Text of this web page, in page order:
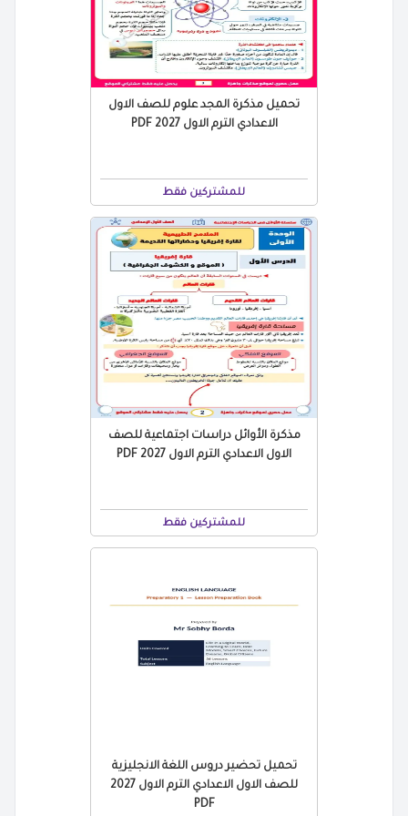
تحميل مذكرة المجد علوم للصف الاول
الاعدادي الترم الاول 2027 PDF
للمشتركين فقط
مذكرة الأوائل دراسات اجتماعية للصف
الاول الاعدادي الترم الاول 2027 PDF
للمشتركين فقط
تحميل تحضير دروس اللغة الانجليزية
للصف الاول الاعدادي الترم الاول 2027
PDF